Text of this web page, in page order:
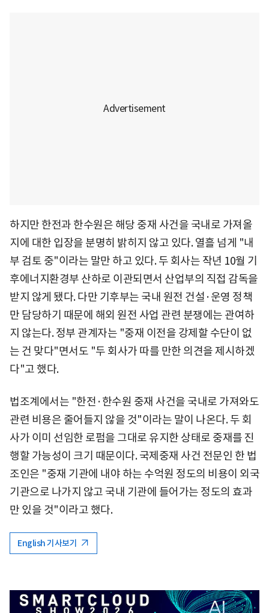
하지만 한전과 한수원은 해당 중재 사건을 국내로 가져올
지에 대한 입장을 분명히 밝히지 않고 있다. 열흘 넘게 "내
부 검토 중"이라는 말만 하고 있다. 두 회사는 작년 10월 기
후에너지환경부 산하로 이관되면서 산업부의 직접 감독을
받지 않게 됐다. 다만 기후부는 국내 원전 건설·운영 정책
만 담당하기 때문에 해외 원전 사업 관련 분쟁에는 관여하
지 않는다. 정부 관계자는 "중재 이전을 강제할 수단이 없
는 건 맞다"면서도 "두 회사가 따를 만한 의견을 제시하겠
다"고 했다.
법조계에서는 "한전·한수원 중재 사건을 국내로 가져와도
관련 비용은 줄어들지 않을 것"이라는 말이 나온다. 두 회
사가 이미 선임한 로펌을 그대로 유지한 상태로 중재를 진
행할 가능성이 크기 때문이다. 국제중재 사건 전문인 한 법
조인은 "중재 기관에 내야 하는 수억원 정도의 비용이 외국
기관으로 나가지 않고 국내 기관에 들어가는 정도의 효과
만 있을 것"이라고 했다.
English 기사보기